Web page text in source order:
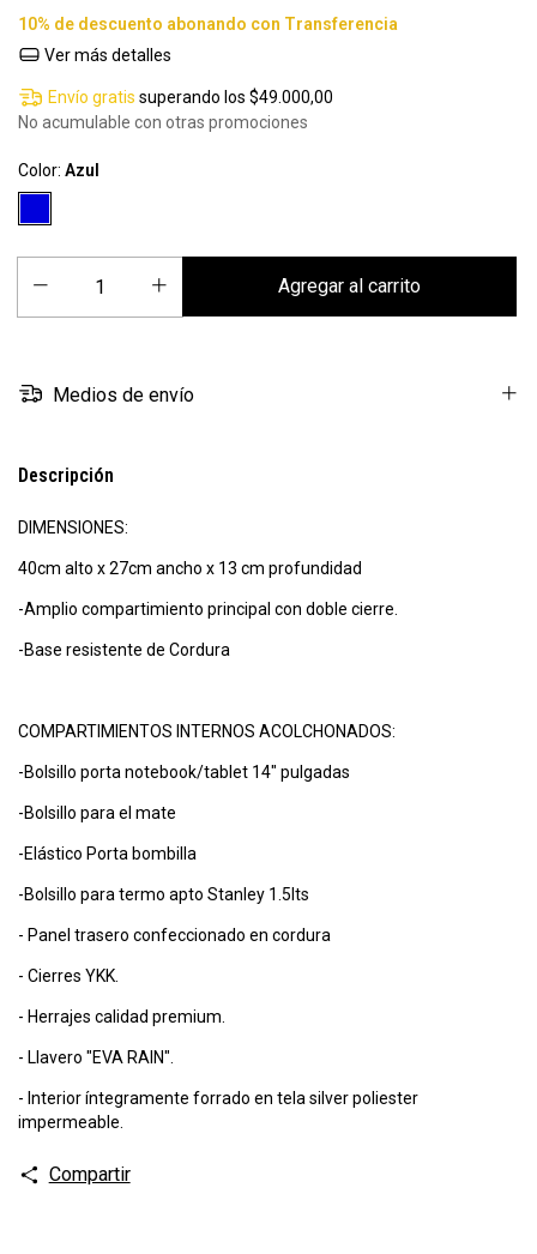
Ver más detalles
Envío gratis superando los$49.000,00
No acumulable con otras promociones
Color: Azul
Medios de envío
Descripción
DIMENSIONES:
40cm alto x 27cm ancho x 13 cm profundidad
-Amplio compartimiento principal con doble cierre.
-Base resistente de Cordura
COMPARTIMIENTOS INTERNOS ACOLCHONADOS:
-Bolsillo porta notebook/tablet 14" pulgadas
-Bolsillo para el mate
-Elástico Porta bombilla
-Bolsillo para termo apto Stanley 1.5lts
- Panel trasero confeccionado en cordura
- Cierres YKK.
- Herrajes calidad premium.
- Llavero "EVA RAIN".
- Interior íntegramente forrado en tela silver poliester
impermeable.
Compartir